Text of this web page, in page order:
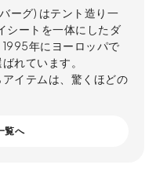
ーグ) はテント造り一
シートを一体にしたダ
年にヨーロッパで
れています。
イテムは、驚くほどの
覧へ